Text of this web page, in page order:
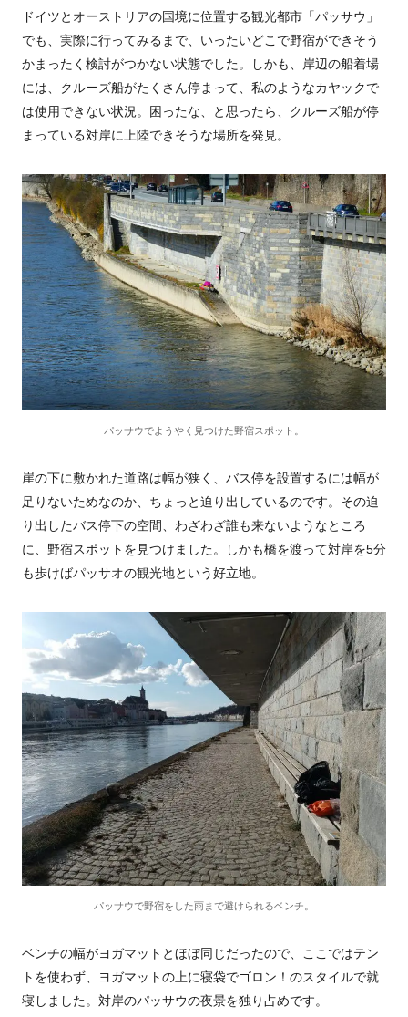
ドイツとオーストリアの国境に位置する観光都市「パッサウ」
でも、実際に行ってみるまで、いったいどこで野宿ができそう
かまったく検討がつかない状態でした。しかも、岸辺の船着場
には、クルーズ船がたくさん停まって、私のようなカヤックで
は使用できない状況。困ったな、と思ったら、クルーズ船が停
まっている対岸に上陸できそうな場所を発見。
パッサウでようやく見つけた野宿スポット。
崖の下に敷かれた道路は幅が狭く、バス停を設置するには幅が
足りないためなのか、ちょっと迫り出しているのです。その迫
り出したバス停下の空間、わざわざ誰も来ないようなところ
に、野宿スポットを見つけました。しかも橋を渡って対岸を5分
も歩けばパッサオの観光地という好立地。
パッサウで野宿をした雨まで避けられるベンチ。
ベンチの幅がヨガマットとほぼ同じだったので、ここではテン
トを使わず、ヨガマットの上に寝袋でゴロン！のスタイルで就
寝しました。対岸のパッサウの夜景を独り占めです。